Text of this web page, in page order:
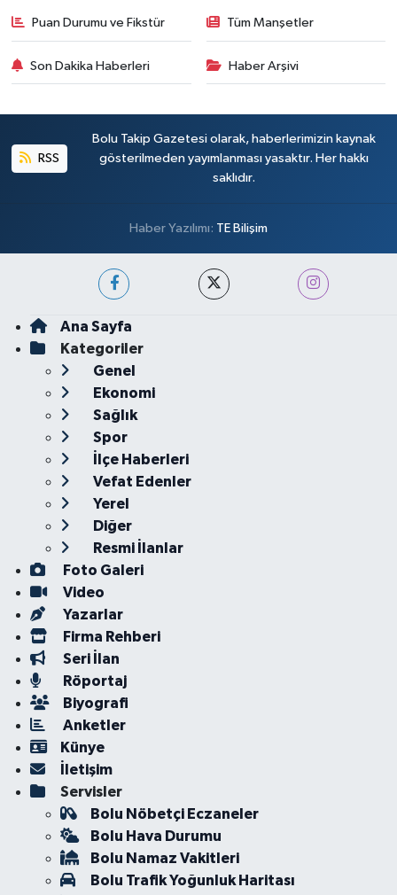
Puan Durumu ve Fikstür Tüm Manşetler
Son Dakika Haberleri Haber Arşivi
RSS
Bolu Takip Gazetesi olarak, haberlerimizin kaynak
gösterilmeden yayımlanması yasaktır. Her hakkı
saklıdır.
Haber Yazılımı: TE Bilişim
Ana Sayfa
Kategoriler
Genel
Ekonomi
Sağlık
Spor
İlçe Haberleri
Vefat Edenler
Yerel
Diğer
Resmi İlanlar
Foto Galeri
Video
Yazarlar
Firma Rehberi
Seri İlan
Röportaj
Biyografi
Anketler
Künye
İletişim
Servisler
Bolu Nöbetçi Eczaneler
Bolu Hava Durumu
Bolu Namaz Vakitleri
Bolu Trafik Yoğunluk Haritası